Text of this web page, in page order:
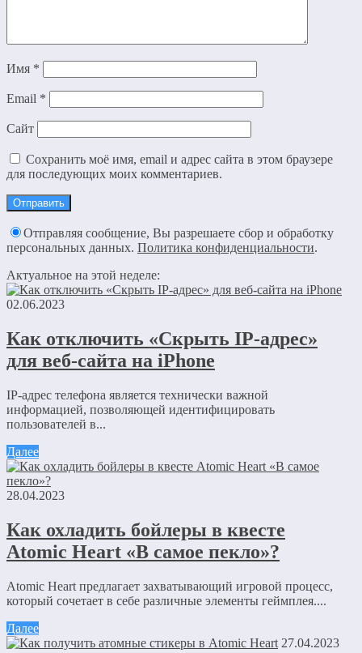
Имя *
Email *
Сайт
Сохранить моё имя, email и адрес сайта в этом браузере
для последующих моих комментариев.
Отправляя сообщение, Вы разрешаете сбор и обработку
персональных данных. Политика конфиденциальности.
Актуальное на этой неделе:
02.06.2023
Как отключить «Скрыть IP-адрес»
для веб-сайта на iPhone
IP-адрес телефона является технически важной
информацией, позволяющей идентифицировать
пользователей в...
Далее
28.04.2023
Как охладить бойлеры в квесте
Atomic Heart «В самое пекло»?
Atomic Heart предлагает захватывающий игровой процесс,
который сочетает в себе различные элементы геймплея....
Далее
27.04.2023